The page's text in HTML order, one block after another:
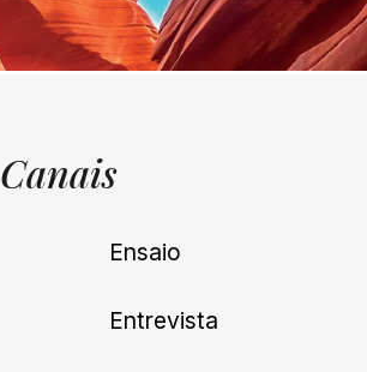
UNQUIET
Newsletter
Canais
Ensaio
Entrevista